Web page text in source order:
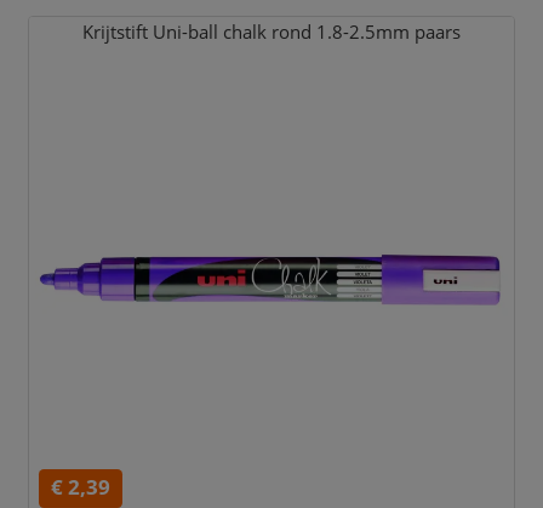
Krijtstift Uni-ball chalk rond 1.8-2.5mm paars
€ 2,39